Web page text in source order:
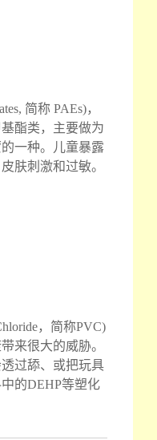
简称 PAEs)，
酯类，主要做为
一种。儿童暴露
肤刺激和过敏。
，简称PVC)
来很大的威胁。
过舔、或把玩具
的DEHP等塑化